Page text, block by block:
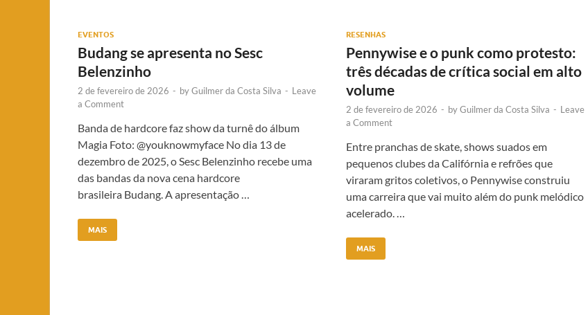
EVENTOS
Budang se apresenta no Sesc
Belenzinho
2 de fevereiro de 2026 - byGuilmer da Costa Silva - Leave
a Comment
Banda de hardcore faz show da turnê do álbum
Magia Foto: @youknowmyface No dia 13 de
dezembro de 2025, o Sesc Belenzinho recebe uma
das bandas da nova cena hardcore
brasileira Budang. A apresentação …
MAIS
RESENHAS
Pennywise e o punk como protesto:
três décadas de crítica social em alto
volume
2 de fevereiro de 2026 - byGuilmer da Costa Silva - Leave
a Comment
Entre pranchas de skate, shows suados em
pequenos clubes da Califórnia e refrões que
viraram gritos coletivos, o Pennywise construiu
uma carreira que vai muito além do punk melódico
acelerado. …
MAIS